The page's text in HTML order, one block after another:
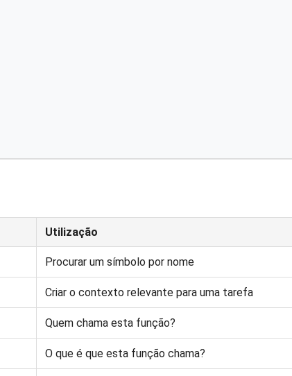
Utilização
Procurar um símbolo por nome
Criar o contexto relevante para uma tarefa
Quem chama esta função?
O que é que esta função chama?